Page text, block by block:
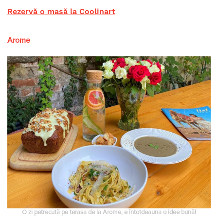
Rezervă o masă la Coolinart
Arome
O zi petrecută pe terasa de la Arome, e întotdeauna o idee bună!